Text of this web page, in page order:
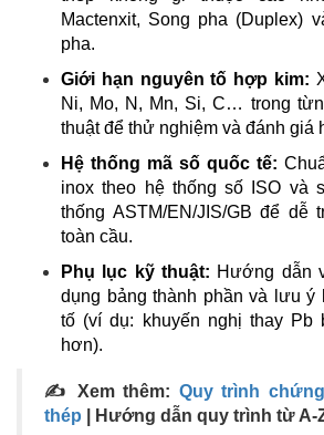
Mactenxit, Song pha (Duplex)
pha.
Giới hạn nguyên tố hợp kim:
Ni, Mo, N, Mn, Si, C… trong
thuật để thử nghiệm và đánh giá
Hệ thống mã số quốc tế:
inox theo hệ thống số ISO và
thống ASTM/EN/JIS/GB để dễ
toàn cầu.
Phụ lục kỹ thuật: Hướng dẫn
dụng bảng thành phần và lưu ý
tố (ví dụ: khuyến nghị thay Pb
hơn).
✍ Xem thêm: Quy trình
thép | Hướng dẫn quy trình từ A-